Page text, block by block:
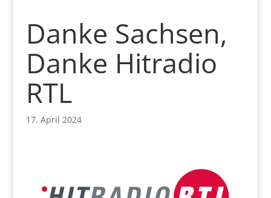
Danke Sachsen,
Danke Hitradio
RTL
17. April 2024